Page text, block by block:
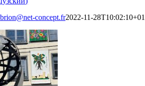
concept.fr2022-11-